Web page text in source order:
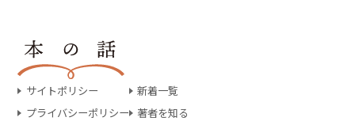
サイトポリシー
プライバシーポリシー
新着一覧
著者を知る